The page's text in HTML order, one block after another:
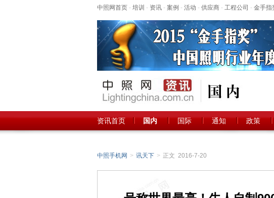
中照网首页 - 培训 - 资讯 - 案例 - 活动 - 供应商 - 工程公司 - 金手指
资讯首页 国内 国际 通知 政策
中照手机网 > 讯天下 > 正文 2016-7-20